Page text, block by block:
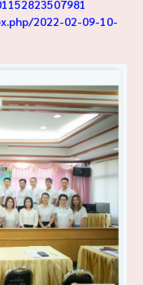
2022-02-09-10-